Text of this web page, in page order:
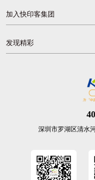
深圳市罗湖区清水
加入快印客集团
发现精彩